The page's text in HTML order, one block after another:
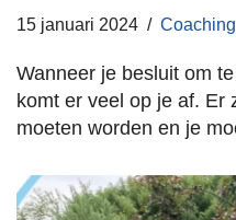
15 januari 2024 Coaching
Wanneer je besluit om
komt er veel op je af. Er
moeten worden en je